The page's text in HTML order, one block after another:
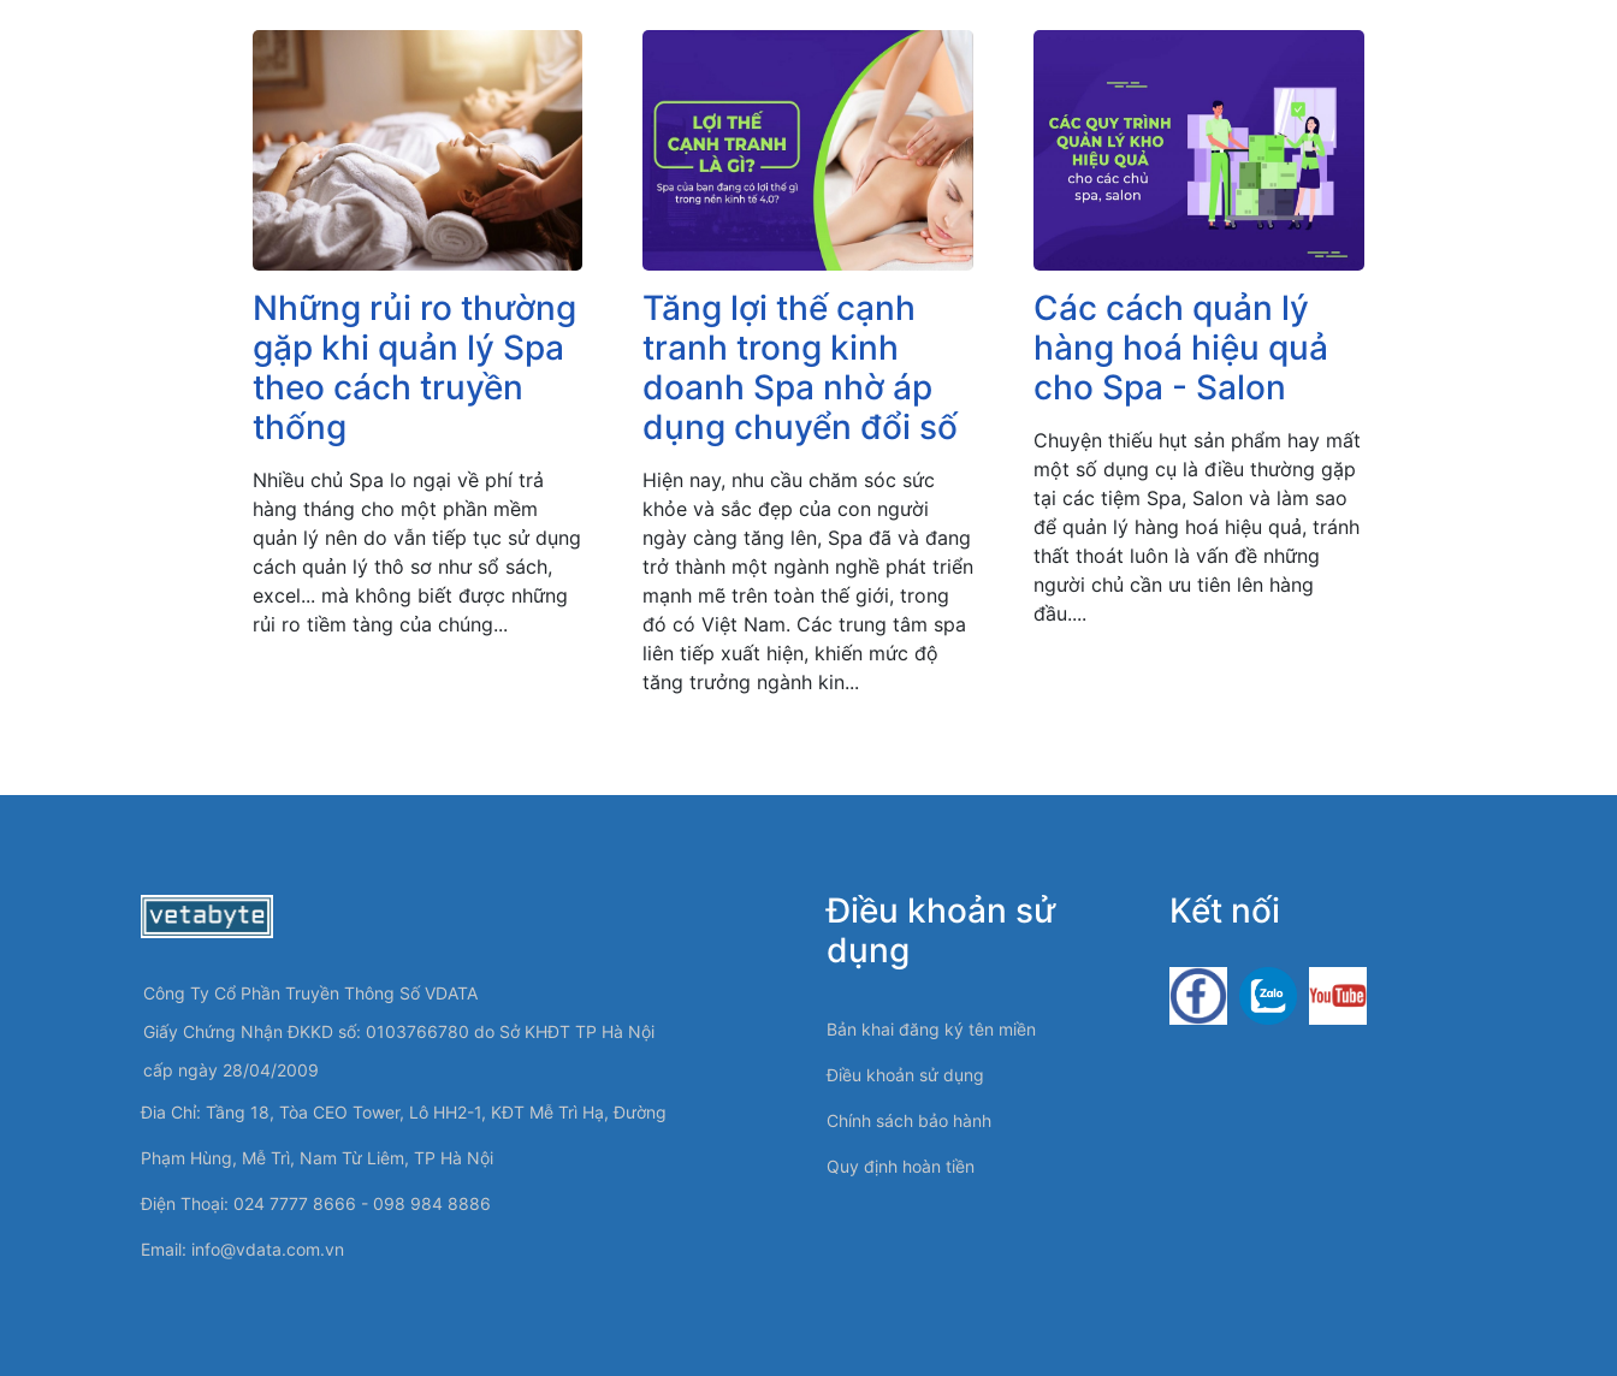
Những rủi ro thường
gặp khi quản lý Spa
theo cách truyền
thống
Nhiều chủ Spa lo ngại về phí trả
hàng tháng cho một phần mềm
quản lý nên do vẫn tiếp tục sử dụng
cách quản lý thô sơ như sổ sách,
excel... mà không biết được những
rủi ro tiềm tàng của chúng...
Tăng lợi thế cạnh
tranh trong kinh
doanh Spa nhờ áp
dụng chuyển đổi số
Hiện nay, nhu cầu chăm sóc sức
khỏe và sắc đẹp của con người
ngày càng tăng lên, Spa đã và đang
trở thành một ngành nghề phát triển
mạnh mẽ trên toàn thế giới, trong
đó có Việt Nam. Các trung tâm spa
liên tiếp xuất hiện, khiến mức độ
tăng trưởng ngành kin...
Các cách quản lý
hàng hoá hiệu quả
cho Spa - Salon
Chuyện thiếu hụt sản phẩm hay mất
một số dụng cụ là điều thường gặp
tại các tiệm Spa, Salon và làm sao
để quản lý hàng hoá hiệu quả, tránh
thất thoát luôn là vấn đề những
người chủ cần ưu tiên lên hàng
đầu....
Công Ty Cổ Phần Truyền Thông Số VDATA
Giấy Chứng Nhận ĐKKD số: 0103766780 do Sở KHĐT TP Hà Nội
cấp ngày 28/04/2009
Đia Chỉ: Tầng 18, Tòa CEO Tower, Lô HH2-1, KĐT Mễ Trì Hạ, Đường
Phạm Hùng, Mễ Trì, Nam Từ Liêm, TP Hà Nội
Điện Thoại: 024 7777 8666 - 098 984 8886
Email: info@vdata.com.vn
Điều khoản sử
dụng
Bản khai đăng ký tên miền
Điều khoản sử dụng
Chính sách bảo hành
Quy định hoàn tiền
Kết nối